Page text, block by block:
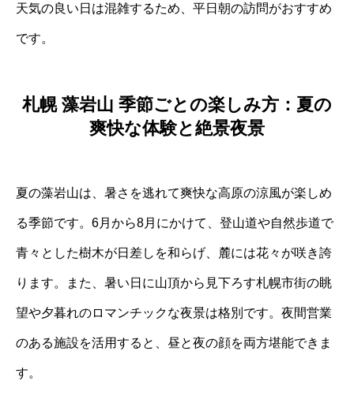
天気の良い日は混雑するため、平日朝の訪問がおすすめ
です。
札幌 藻岩山 季節ごとの楽しみ方：夏の
爽快な体験と絶景夜景
夏の藻岩山は、暑さを逃れて爽快な高原の涼風が楽しめ
る季節です。6月から8月にかけて、登山道や自然歩道で
青々とした樹木が日差しを和らげ、麓には花々が咲き誇
ります。また、暑い日に山頂から見下ろす札幌市街の眺
望や夕暮れのロマンチックな夜景は格別です。夜間営業
のある施設を活用すると、昼と夜の顔を両方堪能できま
す。